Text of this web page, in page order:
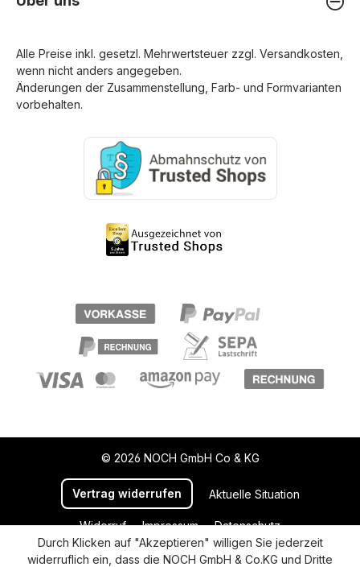
Alle Preise inkl. gesetzl. Mehrwertsteuer zzgl. Versandkosten
wenn nicht anders angegeben.
Änderungen der Zusammenstellung, Farb- und Formvarianten
vorbehalten.
© 2026 NOCH GmbH Co & KG
Vertrag widerrufen Aktuelle Situation
Widerruf Impressum
Datenschutz
Versand und Zahlung
AGB
Cookie-Einstellungen
Durch Klicken auf "Akzeptieren" willigen Sie jederzeit
widerruflich ein, dass die NOCH GmbH & Co.KG und Dritte